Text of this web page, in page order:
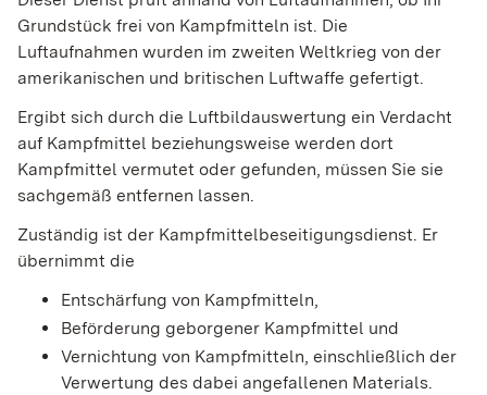
Grundstück frei von Kampfmitteln ist. Die
Luftaufnahmen wurden im zweiten Weltkrieg von der
amerikanischen und britischen Luftwaffe gefertigt.
Ergibt sich durch die Luftbildauswertung ein Verdacht
auf Kampfmittel beziehungsweise werden dort
Kampfmittel vermutet oder gefunden, müssen Sie sie
sachgemäß entfernen lassen.
Zuständig ist der Kampfmittelbeseitigungsdienst. Er
übernimmt die
Entschärfung von Kampfmitteln,
Beförderung geborgener Kampfmittel und
Vernichtung von Kampfmitteln, einschließlich der
Verwertung des dabei angefallenen Materials.